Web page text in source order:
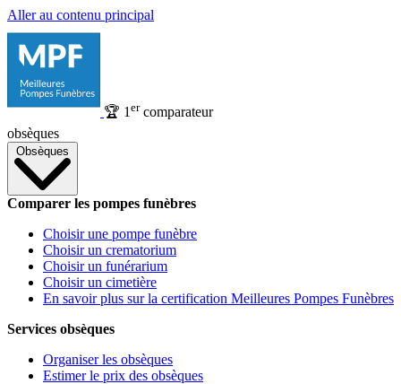
Aller au contenu principal
🏆 1 ercomparateur
obsèques
Obsèques
Comparer les pompes funèbres
Choisir une pompe funèbre
Choisir un crematorium
Choisir un funérarium
Choisir un cimetière
En savoir plus sur la certification Meilleures Pompes Funèbres
Services obsèques
Organiser les obsèques
Estimer le prix des obsèques